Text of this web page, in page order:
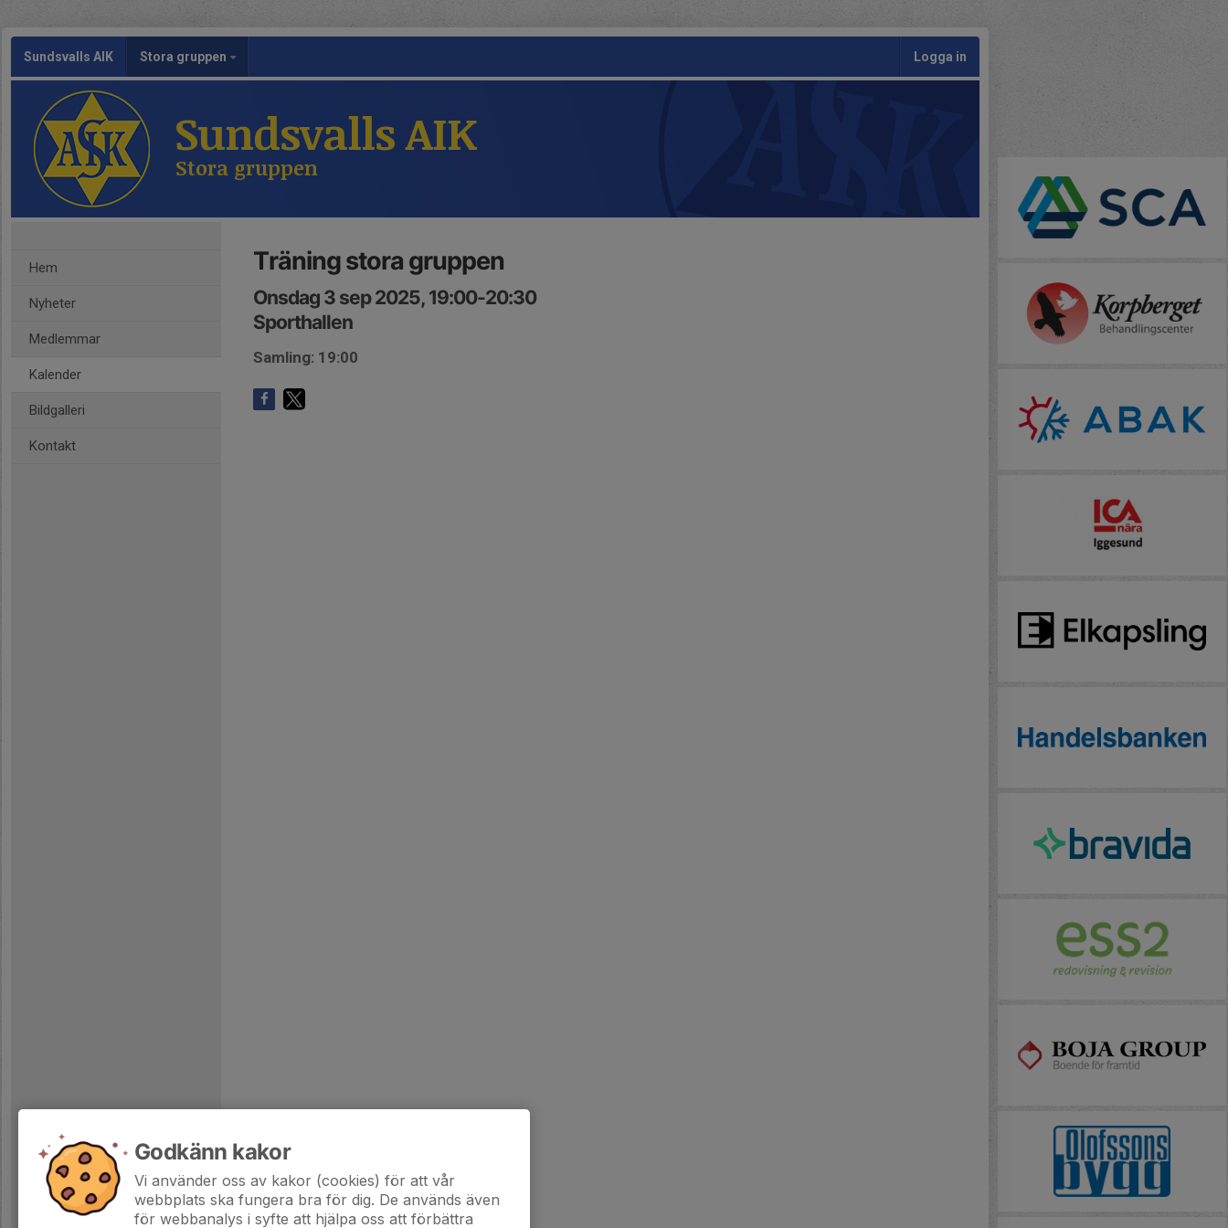
Sundsvalls AIK Stora gruppen Logga in
Sundsvalls AIK
Stora gruppen
Hem
Nyheter
Medlemmar
Kalender
Bildgalleri
Kontakt
Träning stora gruppen
Onsdag 3 sep 2025, 19:00-20:30
Sporthallen
Samling: 19:00
Godkänn kakor
Vi använder oss av kakor (cookies) för att vår
webbplats ska fungera bra för dig. De används även
för webbanalys i syfte att hjälpa oss att förbättra